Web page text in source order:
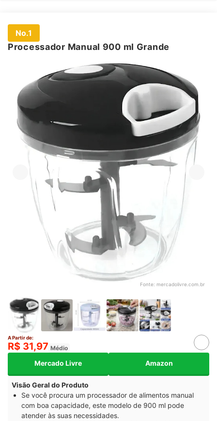
No.1
Processador Manual 900 ml Grande
Fonte: mercadolivre.com.br
A Partir de:
R$ 31,97 Médio
Mercado Livre Amazon
Visão Geral do Produto
Se você procura um processador de alimentos manual
com boa capacidade, este modelo de 900 ml pode
atender às suas necessidades.